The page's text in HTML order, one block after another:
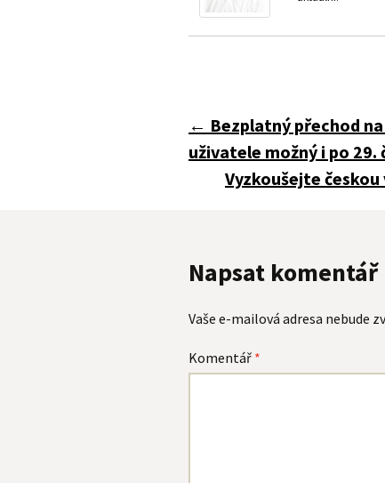
← Bezplatný přechod
uživatele možný i po 29.
Vyzkoušejte
Napsat komentář
Vaše e-mailová adresa nebude
Komentář *